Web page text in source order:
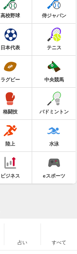
高校野球 侍ジャパン
日本代表 テニス
ラグビー 中央競馬
格闘技 バドミントン
陸上 水泳
ビジネス eスポーツ
占い すべて